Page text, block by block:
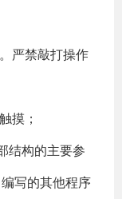
严禁敲打操作
摸；
结构的主要参
写的其他程序